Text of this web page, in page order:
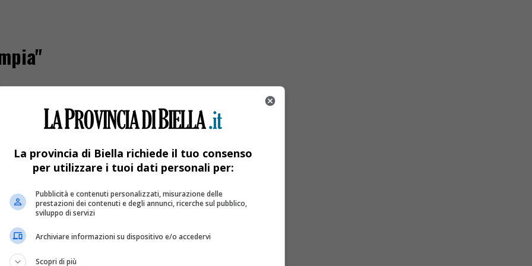
generosità di 41 imprese del territorio
La provincia di Biella richiede il tuo consenso
per utilizzare i tuoi dati personali per:
Pubblicità e contenuti personalizzati, misurazione delle
prestazioni dei contenuti e degli annunci, ricerche sul pubblico,
sviluppo di servizi
Archiviare informazioni su dispositivo e/o accedervi
Scopri di più